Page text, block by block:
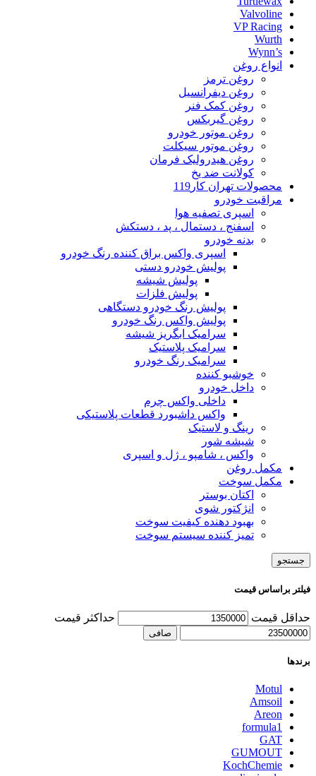
Valvoline
VP Racing
Wurth
Wynn’s
انواع روغن
روغن ترمز
روغن دیفرانسیل
روغن کمک فنر
روغن گیربکس
روغن موتور خودرو
روغن موتور سیکلت
روغن هیدرولیک فرمان
کولانت ضد یخ
محصولات تهران کار119
مراقبت خودرو
اسپری تصفیه هوا
اسفنج ، دستمال ، پد ، دستکش
بدنه خودرو
اسپری واکس براق کننده رنگ خودرو
پولیش خودرو دستی
پولیش شیشه
پولیش فلزات
پولیش رنگ خودرو دستگاهی
پولیش واکس رنگ خودرو
سرامیک ابگریز شیشه
سرامیک پلاستیک
سرامیک رنگ خودرو
خوشبو کننده
داخل خودرو
داخلی واکس چرم
واکس داشبورد قطعات پلاستیکی
رینگ و لاستیک
شیشه شور
واکس ، شامپو ، ژل و اسپری
مکمل روغن
مکمل سوخت
اکتان بوستر
انژکتور شوی
بهبود دهنده کیفیت سوخت
تمیز کننده سیستم سوخت
جستجو
فیلتر براساس قیمت
حداقل قیمت حداكثر قيمت
صافی
برندها
Motul
Amsoil
Areon
formula1
GAT
GUMOUT
KochChemie